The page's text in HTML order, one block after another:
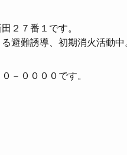
２７番１です。
避難誘導、初期消火活動中
－００００です。